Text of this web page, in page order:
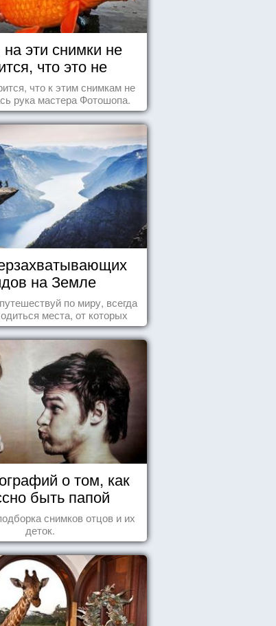
эти снимки не
что это не
Фотошоп!
что к этим снимкам не
рука мастера Фотошопа.
на Земле
по миру, всегда
места, от которых
дух и кружится голова...
о том, как
быть папой
снимков отцов и их
деток.